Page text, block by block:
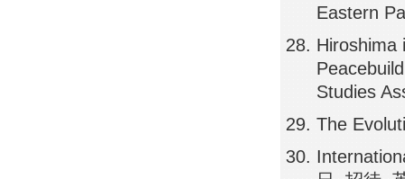
Eastern
Hiroshima
Studies
The